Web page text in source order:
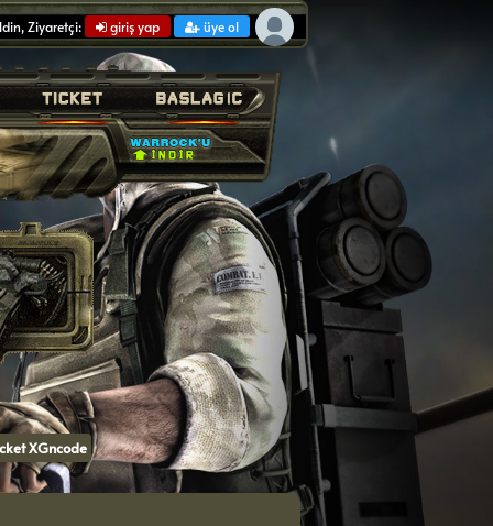
Ziyaretçi: giriş yap üye ol
XGncode